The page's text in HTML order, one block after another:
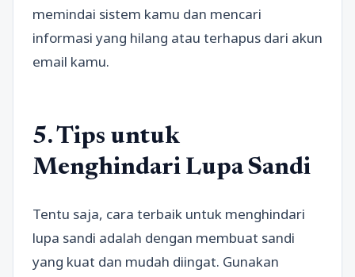
memindai sistem kamu dan mencari
informasi yang hilang atau terhapus dari akun
email kamu.
5. Tips untuk
Menghindari Lupa Sandi
Tentu saja, cara terbaik untuk menghindari
lupa sandi adalah dengan membuat sandi
yang kuat dan mudah diingat. Gunakan